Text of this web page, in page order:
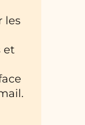
les
et